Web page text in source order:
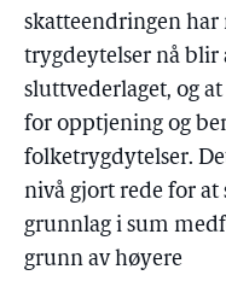
skatteendringen
trygdeytelser nå blir
sluttvederlaget, og
for opptjening og
folketrygdytelser.
nivå gjort rede for
grunnlag i sum
grunn av høyere